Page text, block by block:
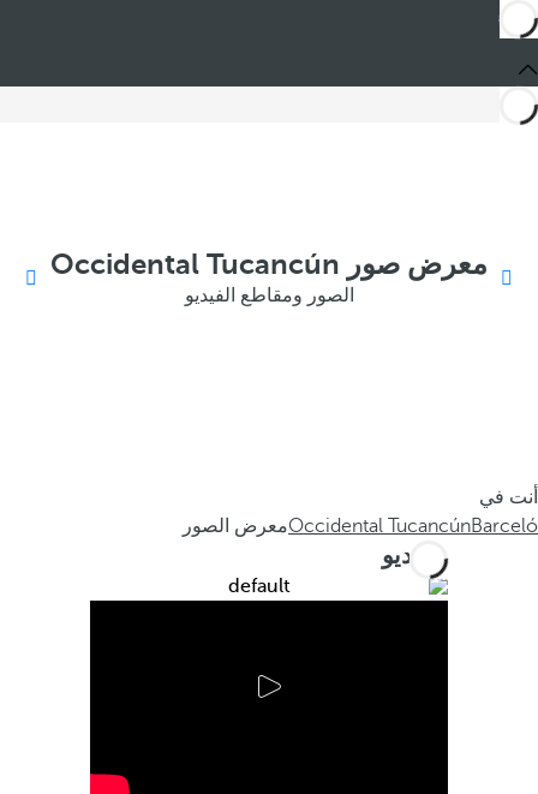
معرض صور Occidental Tucancún
الصور ومقاطع الفيديو
أنت في
Barceló
Occidental Tucancúnمعرض الصور
الفيديو